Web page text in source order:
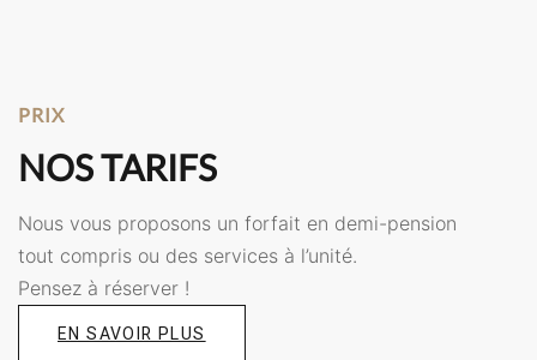
PRIX
NOS TARIFS
Nous vous proposons un forfait en demi-pension
tout compris ou des services à l’unité.
Pensez à réserver !
EN SAVOIR PLUS